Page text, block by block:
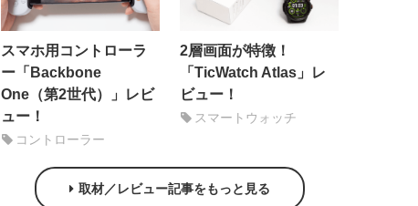
スマホ用コントローラ
ー「Backbone
One（第2世代）」レビ
ュー！
コントローラー
2層画面が特徴！
「TicWatch Atlas」レ
ビュー！
スマートウォッチ
取材／レビュー記事をもっと見る